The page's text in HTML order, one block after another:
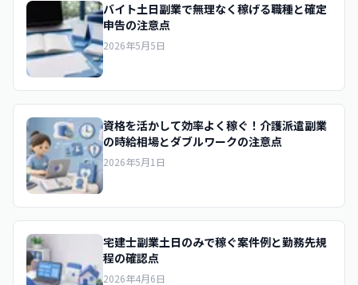
バイト土日副業で無理なく稼げる職種と確定
申告の注意点
2026年5月5日
資格を活かして効率よく稼ぐ！介護派遣副業
の時給相場とダブルワークの注意点
2026年5月1日
宅建士副業土日のみで稼ぐ案件例と勤務先規
程の確認点
2026年4月6日